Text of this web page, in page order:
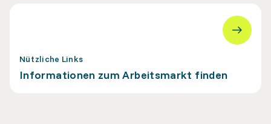
Nützliche Links
Informationen zum Arbeitsmarkt finden